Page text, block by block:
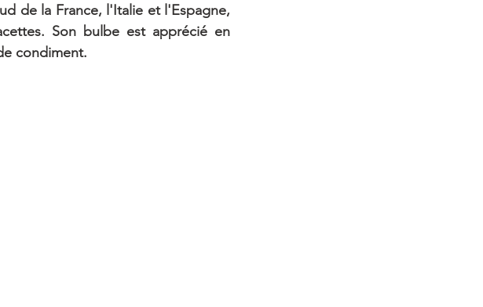
de la France, l'Italie et l'Espagne,
Son bulbe est apprécié en
condiment.